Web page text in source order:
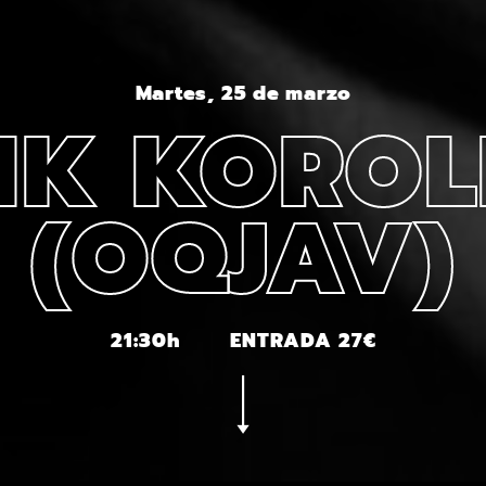
Martes, 25 de marzo
(OQJAV)
21:30h ENTRADA 27€